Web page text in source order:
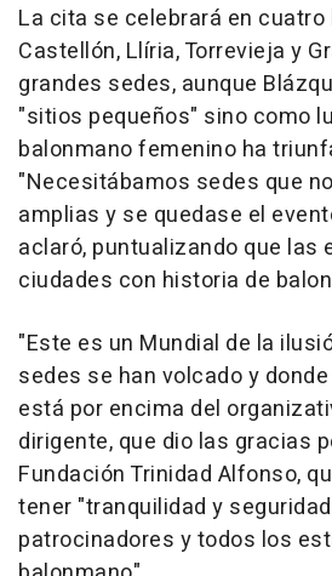
La cita se celebrará en
Castellón, Llíria, Torrevieja y
grandes sedes, aunque
"sitios pequeños" sino como
balonmano femenino ha
"Necesitábamos sedes que
amplias y se quedase el
aclaró, puntualizando que las
ciudades con historia de
"Este es un Mundial de la
sedes se han volcado y
está por encima del
dirigente, que dio las gracias
Fundación Trinidad Alfonso,
tener "tranquilidad y
patrocinadores y todos los